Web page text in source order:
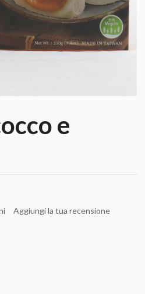
e
Aggiungi la tua recensione